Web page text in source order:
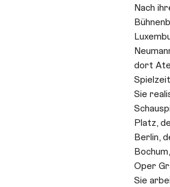
Nach
dort
Sie
Platz,
Berlin,
Oper
Sie